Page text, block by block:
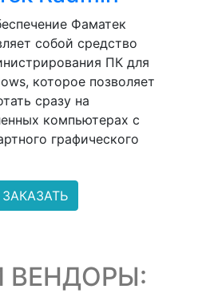
Фаматек
собой средство
ПК для
которое позволяет
сразу на
компьютерах с
графического
ЗАКАЗАТЬ
ВЕНДОРЫ: